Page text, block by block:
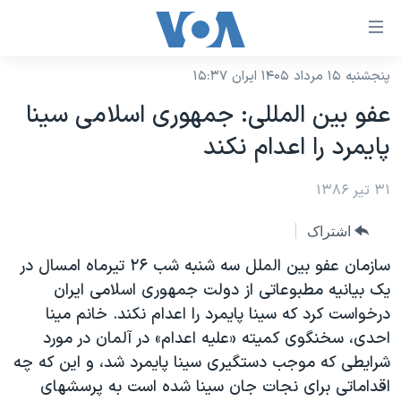
لینکهای
دسترسی
جهش
محتوای
اصلی
جهش
صفحه
اصلی
جهش
به
جستجو
نسخه سبک وب‌سایت
موضوع ها
ایران
آمریکا
جهان
ورزشی
گزیده‌ها
ویژه برنامه‌ها
ویدیوها
برنامه های تلویزیونی
جدول برنامه ها
صفحه‌های ویژه
جام جهانی ۲۰۲۶
عملیات خشم حماسی
۲۵۰سالگی آمریکا
بایگانی برنامه‌های تلویزیونی
فرکانس‌های صدای آمریکا
پخش رادیویی
یادگیری زبان انگلیسی
پنجشنبه ۱۵ مرداد ۱۴۰۵ ایران ۱۵:۳۷
عفو بين المللی: جمهوری اسلامی سينا
پايمرد را اعدام نکند
۳۱ تیر ۱۳۸۶
اشتراک
سازمان عفو بين الملل سه شنبه شب ۲۶ تيرماه امسال در
يک بيانيه مطبوعاتی از دولت جمهوری اسلامی ايران
درخواست کرد که سينا پايمرد را اعدام نکند. خانم مينا
احدی، سخنگوی کميته «عليه اعدام» در آلمان در مورد
شرايطی که موجب دستگيری سينا پايمرد شد، و اين که چه
اقداماتی برای نجات جان سينا شده است به پرسشهای